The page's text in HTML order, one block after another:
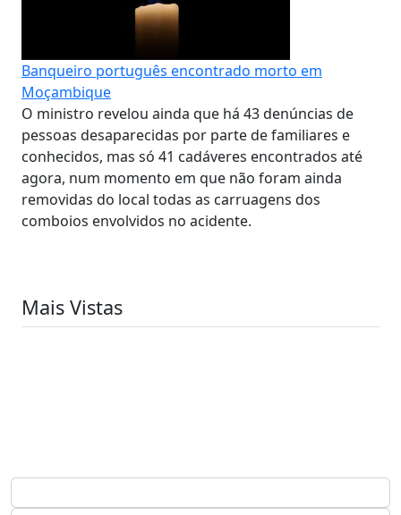
Banqueiro português encontrado morto em
Moçambique
O ministro revelou ainda que há 43 denúncias de
pessoas desaparecidas por parte de familiares e
conhecidos, mas só 41 cadáveres encontrados até
agora, num momento em que não foram ainda
removidas do local todas as carruagens dos
comboios envolvidos no acidente.
Mais Vistas